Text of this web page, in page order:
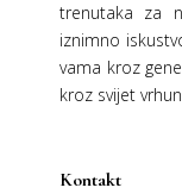
trenutaka za
iznimno
vama kroz
kroz svijet
Kontakt